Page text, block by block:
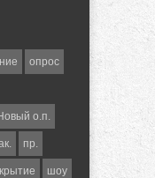
опрос
о.п.
пр.
шоу